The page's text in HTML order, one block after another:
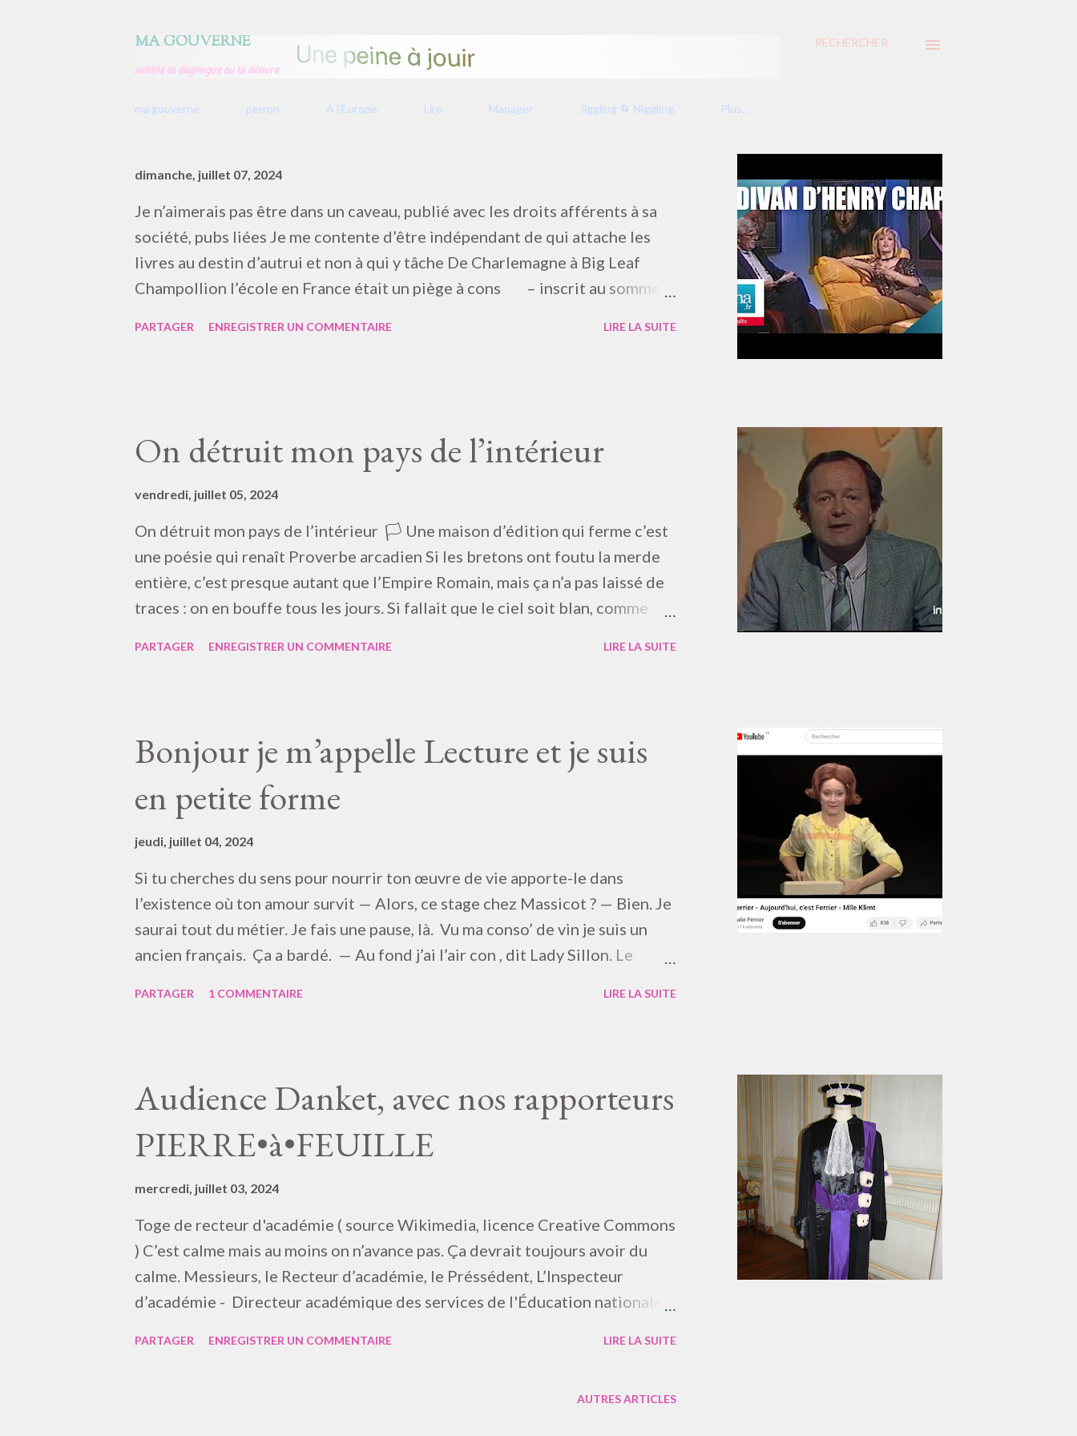
MA GOUVERNE
subtile la déglingue ou la délivre
RECHERCHER
ma gouverne perron À l’Europe Lire Manager Jiggling 🌀 Niggling Plus…
dimanche, juillet 07, 2024
Je n’aimerais pas être dans un caveau, publié avec les droits afférents à sa
société, pubs liées Je me contente d’être indépendant de qui attache les
livres au destin d’autrui et non à qui y tâche De Charlemagne à Big Leaf
Champollion l’école en France était un piège à cons – inscrit au sommet
Ventrepouille ! — Calamaille ! — Péristole ! — Béotien ! — Histrion ! —
Malandrin ! — Faribole ! — Bélître ! — Falot ! — Termite ! — Furoncle ! —
Fabliau ! — Nistre ! — Minable ! — Cyclope ! — Barge ! — Sort ! — Esprit ! —
Vindiou ! — Jésus ! — Cidre ! — Allô ! — Vé ! — Té ! — … * des humanistes…
PARTAGER ENREGISTRER UN COMMENTAIRE LIRE LA SUITE
On détruit mon pays de l’intérieur
vendredi, juillet 05, 2024
On détruit mon pays de l’intérieur 🏳️ Une maison d’édition qui ferme c’est
une poésie qui renaît Proverbe arcadien Si les bretons ont foutu la merde
entière, c’est presque autant que l’Empire Romain, mais ça n’a pas laissé de
traces : on en bouffe tous les jours. Si fallait que le ciel soit blan, comme
as beau prendre l’air, c’est pire et si à terre… c’est fou : il faudrait, loin,
partir, pauvre jeune oint… Cours d’Astronomie : Quelle est la principale
lumière dans la région ? Élève Mars : Le soleil madame. Bien. Élève Terre : le
pareil, m’dame. Bien, et la rime en prime. Élève Jupiter ? … Élève Jupiter ! je
sais pas Jupiter depuis que son temps est mort, c’est difficile ...
PARTAGER ENREGISTRER UN COMMENTAIRE LIRE LA SUITE
Bonjour je m’appelle Lecture et je suis
en petite forme
jeudi, juillet 04, 2024
Si tu cherches du sens pour nourrir ton œuvre de vie apporte-le dans
l’existence où ton amour survit — Alors, ce stage chez Massicot ? — Bien. Je
saurai tout du métier. Je fais une pause, là. Vu ma conso’ de vin je suis un
ancien français. Ça a bardé. — Au fond j’ai l’air con , dit Lady Sillon. Le
projet scientifique et pas de l’espace-temps à perdre avec ces superstitions
! » Manière de décalage un peu française.🎲🎯🎬 « Suivante : Comment j’ai
manqué une case philosophique en sautant par-dessus ! » Marguerite de
Valois-Angoulême, (1492-1549), “Marguerite de Navarre” Le miroir de
l’âme pécheress...
PARTAGER 1 COMMENTAIRE LIRE LA SUITE
Audience Danket, avec nos rapporteurs
PIERRE•à•FEUILLE
mercredi, juillet 03, 2024
Toge de recteur d'académie ( source Wikimedia, licence Creative Commons
) C’est calme mais au moins on n’avance pas. Ça devrait toujours avoir du
calme. Messieurs, le Recteur d’académie, le Préssédent, L’Inspecteur
d’académie - Directeur académique des services de l'Éducation nationale (
; deuxième langue ; troisième langue ? Pour quel État dans l’Europe
PARTAGER ENREGISTRER UN COMMENTAIRE LIRE LA SUITE
AUTRES ARTICLES